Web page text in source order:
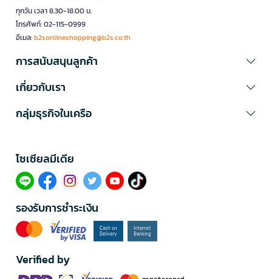
ทุกวัน เวลา 8.30-18.00 น.
โทรศัพท์: 02-115-0999
อีเมล:b2sonlineshopping@b2s.co.th
การสนับสนุนลูกค้า
เกี่ยวกับเรา
กลุ่มธุรกิจในเครือ
โซเซียลมีเดีย​
รองรับการชำระเงิน
Verified by